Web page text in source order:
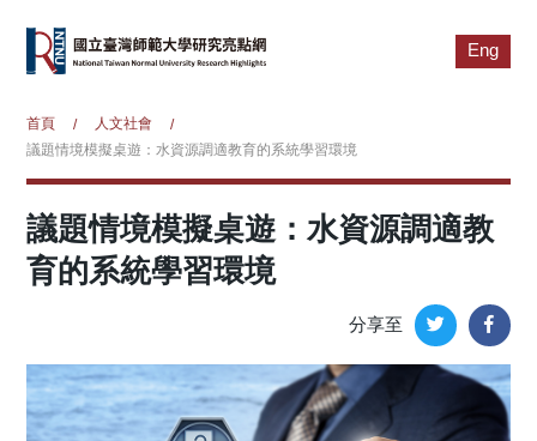
Eng
首頁 / 人文社會
/
議題情境模擬桌遊：水資源調適教育的系統學習環境
議題情境模擬桌遊：水資源調適教
育的系統學習環境
分享至